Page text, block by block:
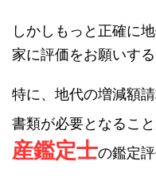
しかしもっと正確に
家に評価をお願いす
特に、地代の増減額
書類が必要となるこ
産鑑定士の鑑定